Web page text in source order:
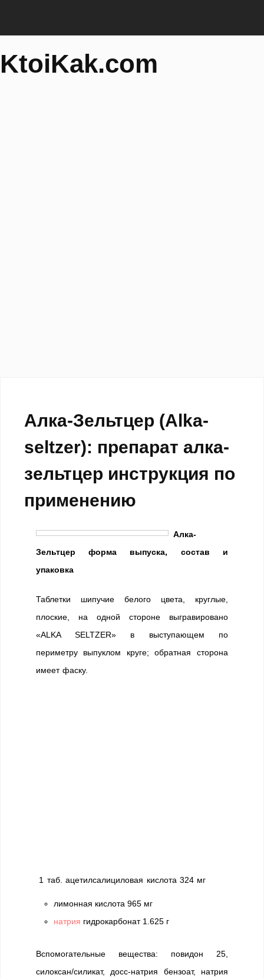
KtoiKak.com
Алка-Зельтцер (Alka-
seltzer): препарат алка-
зельтцер инструкция по
применению
Алка-
Зельтцер форма выпуска, состав и
упаковка
Таблетки шипучие белого цвета, круглые,
плоские, на одной стороне выгравировано
«ALKA SELTZER» в выступающем по
периметру выпуклом круге; обратная сторона
имеет фаску.
1 таб. ацетилсалициловая кислота 324 мг
лимонная кислота 965 мг
натрия гидрокарбонат 1.625 г
Вспомогательные вещества: повидон 25,
силоксан/силикат, досс-натрия бензоат, натрия